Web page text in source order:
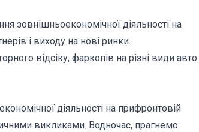
зовнішньоекономічної діяльності на
і виходу на нові ринки.
відсіку, фаркопів на різні види авто.
діяльності на прифронтовій
викликами. Водночас, прагнемо